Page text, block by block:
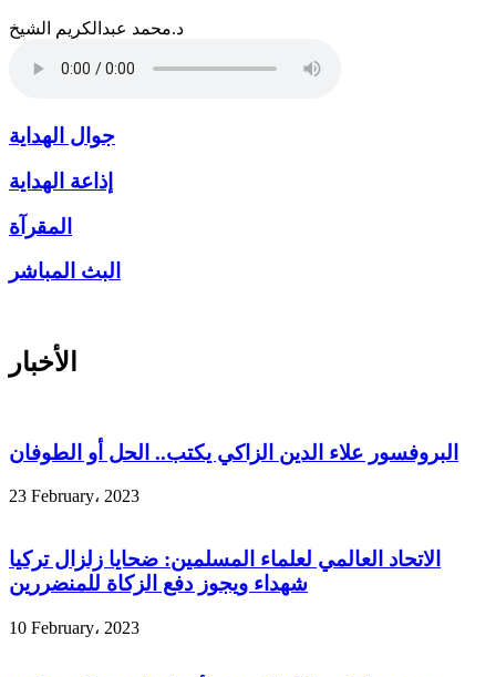
د.محمد عبدالكريم الشيخ
جوال الهداية
إذاعة الهداية
المقرآة
البث المباشر
الأخبار
البروفسور علاء الدين الزاكي يكتب.. الحل أو الطوفان
23 February، 2023
الاتحاد العالمي لعلماء المسلمين: ضحايا زلزال تركيا
شهداء ويجوز دفع الزكاة للمنضررين
10 February، 2023